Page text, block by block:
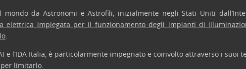
da Astronomi e Astrofili, inizialmente negli Stati Uniti
elettrica impiegata per il funzionamento degli impianti di
.
e l’IDA Italia, è particolarmente impegnato e coinvolto attraverso i
limitarlo.